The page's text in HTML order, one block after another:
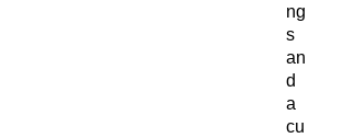
ng
s
an
d
a
cu